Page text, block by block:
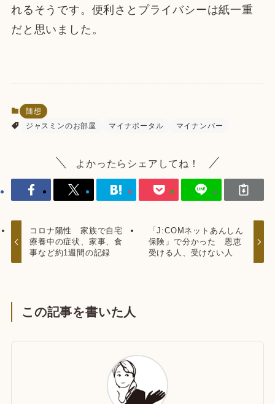
れるそうです。便利さとプライバシーは紙一重
だと思いました。
随想
ジャスミンのお部屋
マイナポータル マイナンバー
よかったらシェアしてね！
コロナ陽性 家族で自宅
療養中の症状、家事、食
事など約1週間の記録
「J:COMネットあんしん
保険」で分かった 恩恵
受ける人、受けない人
この記事を書いた人